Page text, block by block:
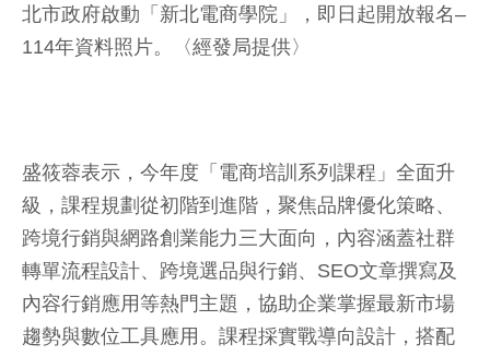
北市政府啟動「新北電商學院」，即日起開放報名–
114年資料照片。〈經發局提供〉
盛筱蓉表示，今年度「電商培訓系列課程」全面升
級，課程規劃從初階到進階，聚焦品牌優化策略、
跨境行銷與網路創業能力三大面向，內容涵蓋社群
轉單流程設計、跨境選品與行銷、SEO文章撰寫及
內容行銷應用等熱門主題，協助企業掌握最新市場
趨勢與數位工具應用。課程採實戰導向設計，搭配